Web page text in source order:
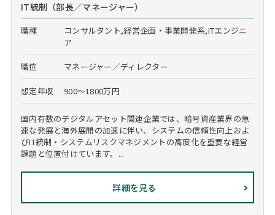
IT統制（部長／マネージャー）
職種
コンサルタント,経営企画・事業開発系,ITエンジニ
ア
職位 マネージャー／ディレクター
想定年収 900～1800万円
国内有数のデジタルアセット関連企業では、暗号資産業界の急
速な発展と海外展開の加速に伴い、システムの信頼性向上およ
びIT統制・システムリスクマネジメントの高度化を重要な経営
課題と位置付けています。...
詳細を見る